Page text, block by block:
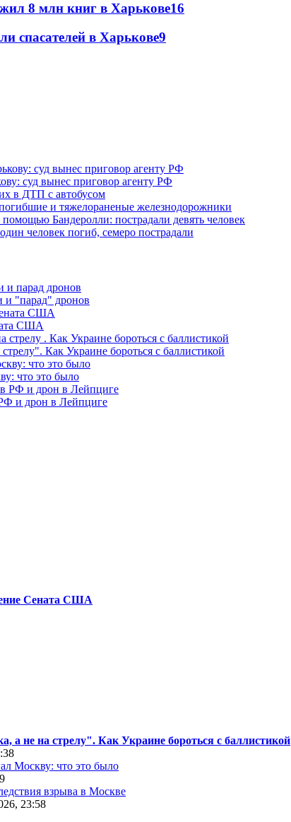
8 млн книг в Харькове16
спасателей в Харькове9
суд вынес приговор агенту РФ
в ДТП с автобусом
и тяжелораненые железнодорожники
Бандеролли: пострадали девять человек
человек погиб, семеро пострадали
и "парад" дронов
США
Как Украине бороться с баллистикой
что это было
и дрон в Лейпциге
Сената США
а не на стрелу". Как Украине бороться с баллистикой
Москву: что это было
взрыва в Москве
23:58